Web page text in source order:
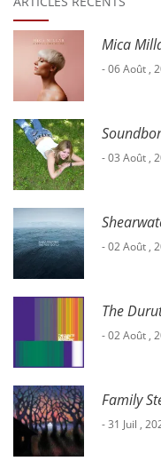
Mica
- 06 Août ,
- 03 Août ,
- 02 Août ,
The
- 02 Août ,
Family
- 31 Juil ,